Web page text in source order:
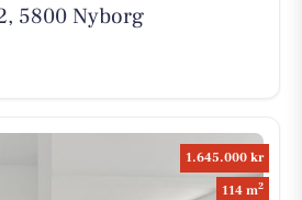
5800 Nyborg
1.645.000 kr
114 m2